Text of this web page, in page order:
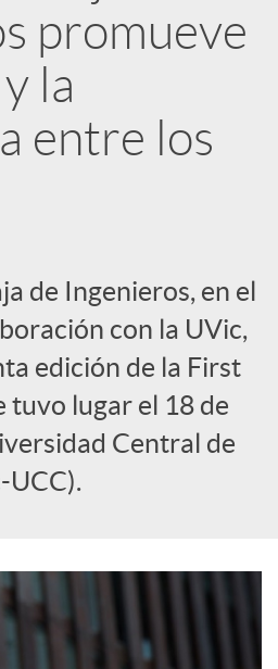
promueve
la
entre los
de Ingenieros, en el
con la UVic,
edición de la First
tuvo lugar el 18 de
Central de
UCC).